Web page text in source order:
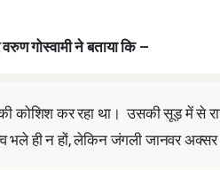
गोस्वामी ने बताया कि –
कोशिश कर रहा था। उसकी सूड़ में से
ही न हों, लेकिन जंगली जानवर